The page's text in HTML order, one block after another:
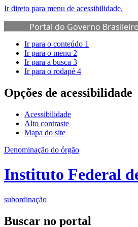
Ir direto para menu de acessibilidade.
Portal do Governo Brasileiro
Ir para o conteúdo 1
Ir para o menu 2
Ir para a busca 3
Ir para o rodapé 4
Opções de acessibilidade
Acessibilidade
Alto contraste
Mapa do site
Denominação do órgão
Instituto Federal
subordinação
Buscar no portal